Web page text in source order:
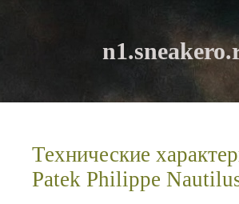
Технические
Patek Philippe